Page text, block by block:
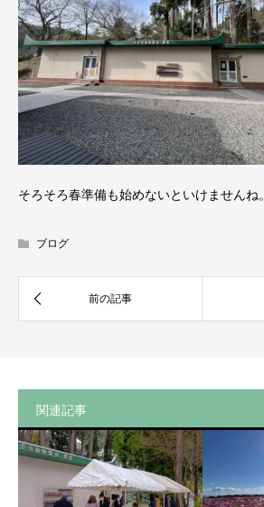
そろそろ春準備も始めないといけませんね。
ブログ
関連記事